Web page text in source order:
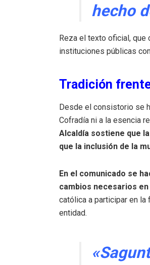
hecho
Reza el texto oficial, que
instituciones públicas
Tradición
Desde el consistorio se
Cofradía ni a la esencia
Alcaldía sostiene que
que la inclusión de la
En el comunicado se
cambios necesarios
católica a participar en la
entidad.